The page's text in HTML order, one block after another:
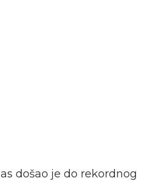
as došao je do rekordnog